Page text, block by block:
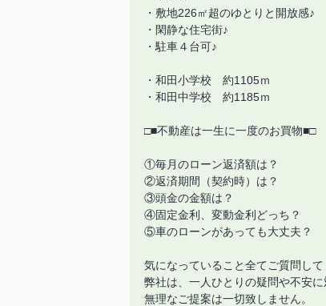
・敷地226㎡超のゆとりと開放感♪
・閑静な住宅街♪
・駐車４台可♪
・和田小学校 約1105ｍ
・和田中学校 約1185ｍ
□■不動産は一生に一度のお買物■□
①毎月のローン返済額は？
②返済期間（契約時）は？
③頭金の金額は？
④固定金利、変動金利どっち？
⑤車のローンがあっても大丈夫？
気になっていること全てご質問して
弊社は、一人ひとりの疑問や不安
無理なご提案は一切致しません。